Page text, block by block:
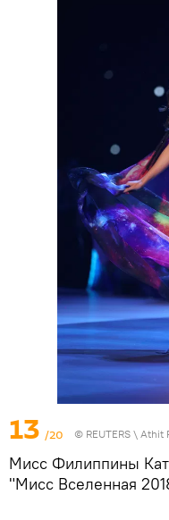
13 /20 © REUTERS \ Athit
Мисс Филиппины
"Мисс Вселенная